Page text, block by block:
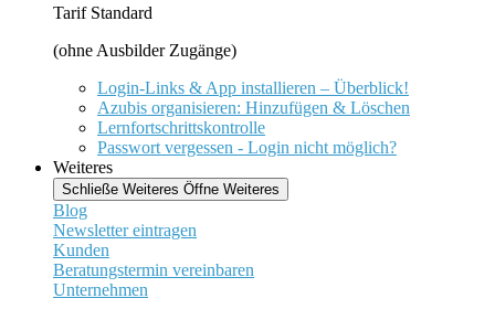
Tarif Standard
(ohne Ausbilder Zugänge)
Login-Links & App installieren – Überblick!
Azubis organisieren: Hinzufügen & Löschen
Lernfortschrittskontrolle
Passwort vergessen - Login nicht möglich?
Weiteres
Schließe Weiteres Öffne Weiteres
Blog
Newsletter eintragen
Kunden
Beratungstermin vereinbaren
Unternehmen